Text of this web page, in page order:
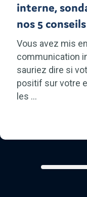
interne,
nos 5 conseils
Vous avez mis
communication
sauriez dire si
positif sur votre
les ...